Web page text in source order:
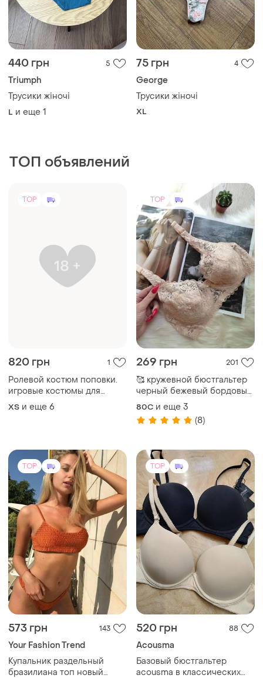
440 грн 5
Triumph
Трусики жіночі
L и еще 1
75 грн 4
George
Трусики жіночі
XL
ТОП объявлений
TOP
820 грн 1
Ролевой костюм поповки.
игровые костюмы для
взрослых do3181
ХS и еще 6
TOP
269 грн 201
🥰 кружевной бюстгальтер
черный бежевый бордовый
чашка с
80C и еще 3
(8)
TOP
573 грн 143
Your Fashion Trend
Купальник раздельный
бразилиана топ новый
TOP
520 грн 88
Acousma
Базовый бюстгальтер
acousma в классических